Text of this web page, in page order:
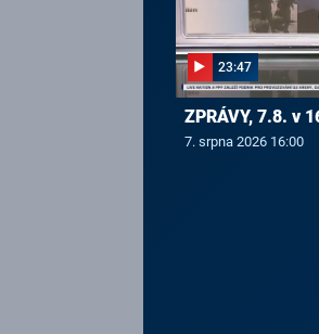
23:47
ZPRÁVY, 7.8. v
7. srpna 2026 16:00